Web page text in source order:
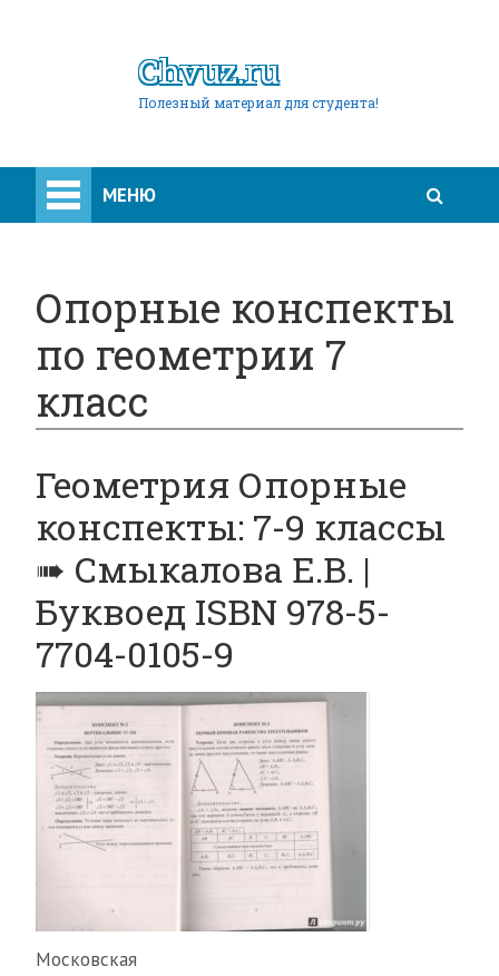
Chvuz.ru
Полезный материал для студента!
МЕНЮ
Опорные конспекты
по геометрии 7
класс
Геометрия Опорные
конспекты: 7-9 классы
➠ Смыкалова Е.В. |
Буквоед ISBN 978-5-
7704-0105-9
Московская